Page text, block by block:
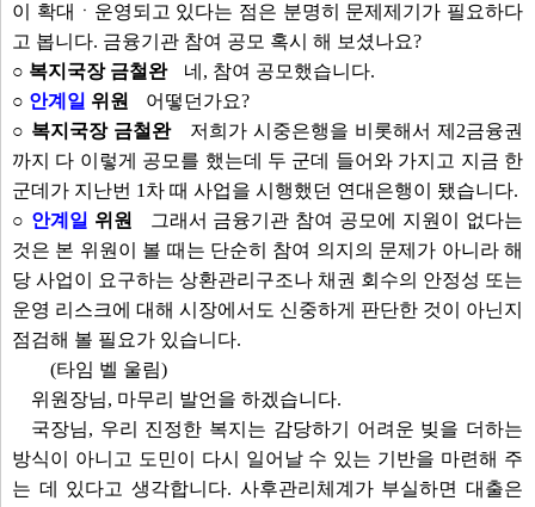
이 확대ㆍ운영되고 있다는 점은 분명히 문제제기가 필요하다
고 봅니다. 금융기관 참여 공모 혹시 해 보셨나요?
○ 복지국장 금철완
네, 참여 공모했습니다.
○ 안계일 위원
어떻던가요?
○ 복지국장 금철완
저희가 시중은행을 비롯해서 제2금융권
까지 다 이렇게 공모를 했는데 두 군데 들어와 가지고 지금 한
군데가 지난번 1차 때 사업을 시행했던 연대은행이 됐습니다.
○ 안계일 위원
그래서 금융기관 참여 공모에 지원이 없다는
것은 본 위원이 볼 때는 단순히 참여 의지의 문제가 아니라 해
당 사업이 요구하는 상환관리구조나 채권 회수의 안정성 또는
운영 리스크에 대해 시장에서도 신중하게 판단한 것이 아닌지
점검해 볼 필요가 있습니다.
(타임 벨 울림)
위원장님, 마무리 발언을 하겠습니다.
국장님, 우리 진정한 복지는 감당하기 어려운 빚을 더하는
방식이 아니고 도민이 다시 일어날 수 있는 기반을 마련해 주
는 데 있다고 생각합니다. 사후관리체계가 부실하면 대출은